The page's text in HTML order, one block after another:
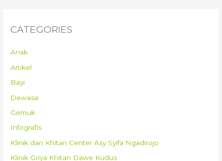
CATEGORIES
Anak
Artikel
Bayi
Dewasa
Gemuk
Infografis
Klinik dan Khitan Center Asy Syifa Ngadirojo
Klinik Griya Khitan Dawe Kudus